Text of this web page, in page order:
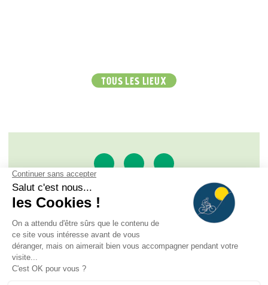
TOUS LES LIEUX
SAS À LA RENCONTRE DU SOLEIL
ROUTE DE L'ALPE D'HUEZ - BP 33, 38520 LE BOURG
D'OISANS
TÉL. :+33 (0)4 76 79 12 22/+33 (0)6 75 47 72 50